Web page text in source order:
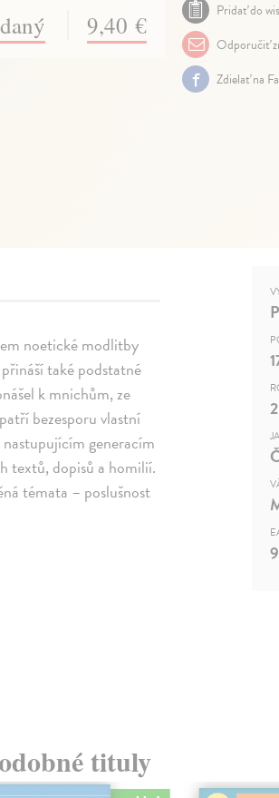
9,40 €
Pridať do
Odporučiť
Zdielať na
noetické modlitby
také podstatné
k mnichům, ze
bezesporu vlastní
generacím
textů, dopisů a homilií.
témata – poslušnost
tituly